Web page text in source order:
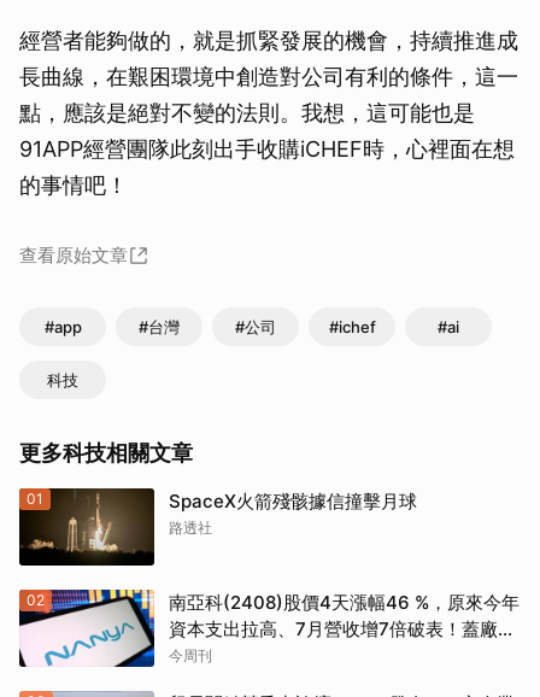
經營者能夠做的，就是抓緊發展的機會，持續推進成
長曲線，在艱困環境中創造對公司有利的條件，這一
點，應該是絕對不變的法則。我想，這可能也是
91APP經營團隊此刻出手收購iCHEF時，心裡面在想
的事情吧！
查看原始文章
#app #台灣 #公司 #ichef #ai
科技
更多科技相關文章
01 SpaceX火箭殘骸據信撞擊月球
路透社
02
南亞科(2408)股價4天漲幅46 %，原來今年
資本支出拉高、7月營收增7倍破表！蓋廠買
設備最新營運目標曝光
今周刊